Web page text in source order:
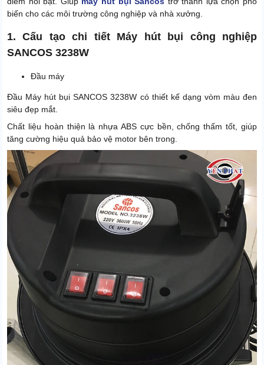
biến cho các môi trường công nghiệp và nhà xưởng.
1. Cấu tạo chi tiết Máy hút bụi công nghiệp
SANCOS 3238W
Đầu máy
Đầu Máy hút bụi SANCOS 3238W có thiết kế dạng vòm màu đen
siêu đẹp mắt.
Chất liệu hoàn thiện là nhựa ABS cực bền, chống thấm tốt, giúp
tăng cường hiệu quả bảo vệ motor bên trong.